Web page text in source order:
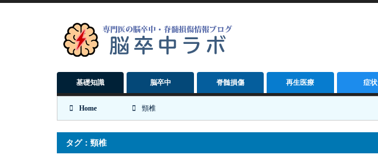
基礎知識 脳卒中 脊髄損傷 再生医療 症状
Home 頸椎
タグ：頸椎